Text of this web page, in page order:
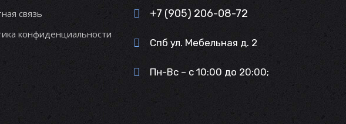
связь
конфиденциальности
+7 (905) 206-08-72
Спб ул. Мебельная д. 2
Пн-Вс – с 10:00 до 20:00;